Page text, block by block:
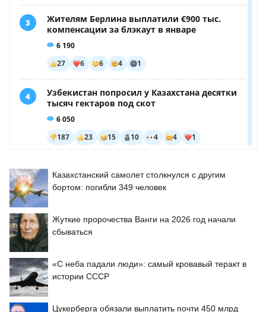
Казахстанский самолет столкнулся с другим
бортом: погибли 349 человек
Жуткие пророчества Ванги на 2026 год начали
сбываться
«С неба падали люди»: самый кровавый теракт в
истории СССР
Цукерберга обязали выплатить почти 450 млрд